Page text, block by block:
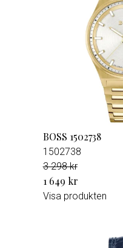
BOSS 1502738
1502738
3 298 kr
1 649 kr
Visa produkten